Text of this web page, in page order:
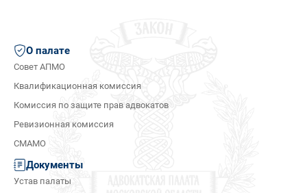
О палате
Совет АПМО
Квалификационная комиссия
Комиссия по защите прав адвокатов
Ревизионная комиссия
СМАМО
Документы
Устав палаты